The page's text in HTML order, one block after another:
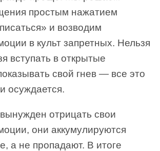
простым нажатием
и возводим
в культ запретных. Нельзя
вступать в открытые
свой гнев — все это
осуждается.
отрицать свои
они аккумулируются
а не пропадают. В итоге